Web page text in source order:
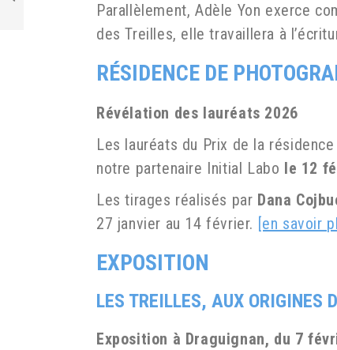
Parallèlement, Adèle Yon exerce
des Treilles, elle travaillera à
RÉSIDENCE DE
Révélation des lauréats 2026
Les lauréats du Prix de la
notre partenaire Initial Labo le 12
Les tirages réalisés par Dana
27 janvier au 14 février. [en savoir
EXPOSITION
LES TREILLES, AUX ORIGINES
Exposition à Draguignan, du 7